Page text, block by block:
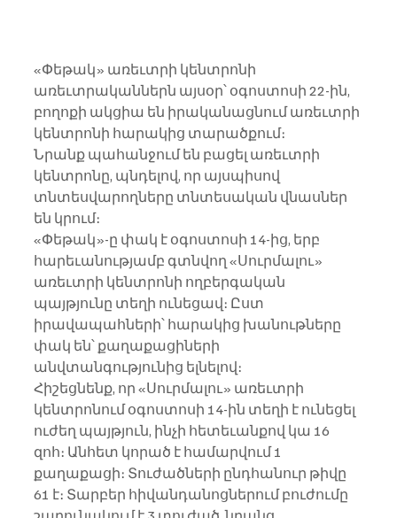
«Փեթակ» առեւտրի կենտրոնի
առեւտրականներն այսօր՝ օգոստոսի 22-ին,
բողոքի ակցիա են իրականացնում առեւտրի
կենտրոնի հարակից տարածքում։
Նրանք պահանջում են բացել առեւտրի
կենտրոնը, պնդելով, որ այսպիսով
տնտեսվարողները տնտեսական վնասներ
են կրում։
«Փեթակ»-ը փակ է օգոստոսի 14-ից, երբ
հարեւանությամբ գտնվող «Սուրմալու»
առեւտրի կենտրոնի ողբերգական
պայթյունը տեղի ունեցավ։ Ըստ
իրավապահների՝ հարակից խանութները
փակ են՝ քաղաքացիների
անվտանգությունից ելնելով։
Հիշեցնենք, որ «Սուրմալու» առեւտրի
կենտրոնում օգոստոսի 14-ին տեղի է ունեցել
ուժեղ պայթյուն, ինչի հետեւանքով կա 16
զոհ։ Անհետ կորած է համարվում 1
քաղաքացի։ Տուժածների ընդհանուր թիվը
61 է։ Տարբեր հիվանդանոցներում բուժումը